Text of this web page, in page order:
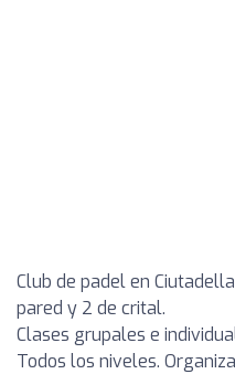
Club de padel en
pared y 2 de crital.
Clases grupales e
Todos los niveles.